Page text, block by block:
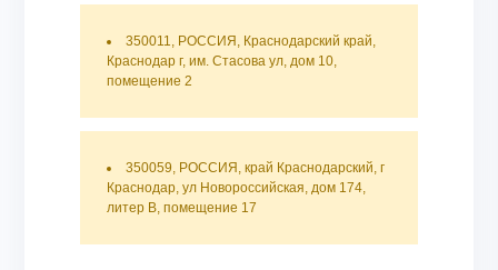
350011, РОССИЯ, Краснодарский край,
Краснодар г, им. Стасова ул, дом 10,
помещение 2
350059, РОССИЯ, край Краснодарский, г
Краснодар, ул Новороссийская, дом 174,
литер В, помещение 17